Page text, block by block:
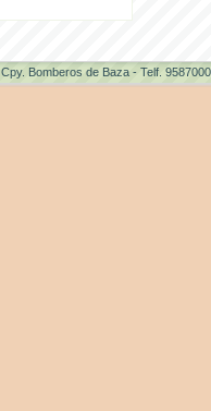
. Cpy. Bomberos de Baza - Telf.